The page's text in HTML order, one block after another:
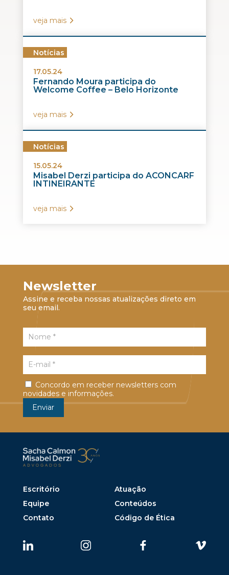
veja mais
Notícias
17.05.24
Fernando Moura participa do
Welcome Coffee – Belo Horizonte
veja mais
Notícias
15.05.24
Misabel Derzi participa do ACONCARF
INTINEIRANTE
veja mais
Newsletter
Assine e receba nossas atualizações direto em
seu email.
Concordo em receber newsletters com
novidades e informações.
Escritório
Atuação
Equipe
Conteúdos
Contato
Código de Ética